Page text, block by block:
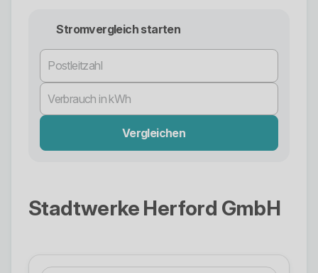
Stromvergleich starten
Vergleichen
Stadtwerke Herford GmbH